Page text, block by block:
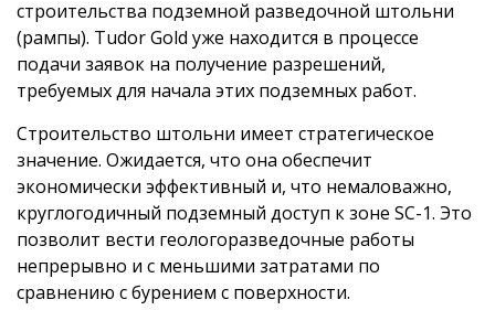
строительства подземной разведочной штольни
(рампы). Tudor Gold уже находится в процессе
подачи заявок на получение разрешений,
требуемых для начала этих подземных работ.
Строительство штольни имеет стратегическое
значение. Ожидается, что она обеспечит
экономически эффективный и, что немаловажно,
круглогодичный подземный доступ к зоне SC-1. Это
позволит вести геологоразведочные работы
непрерывно и с меньшими затратами по
сравнению с бурением с поверхности.